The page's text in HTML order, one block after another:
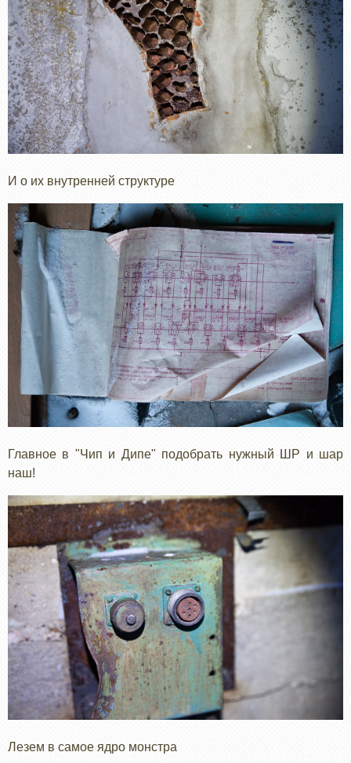
И о их внутренней структуре
Главное в "Чип и Дипе" подобрать нужный ШР и шар
наш!
Лезем в самое ядро монстра